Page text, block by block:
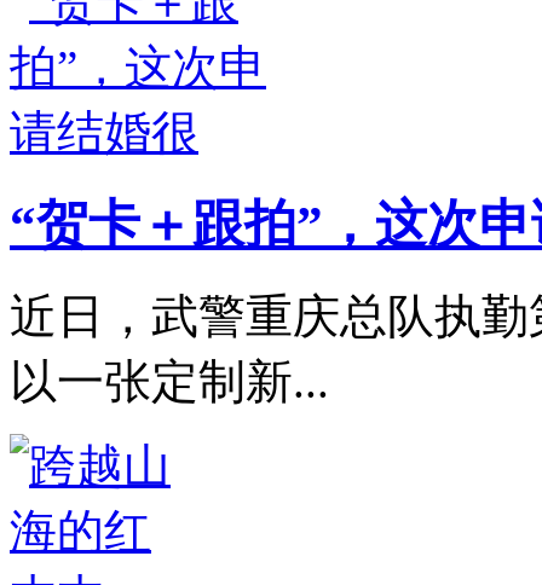
“贺卡＋跟拍”，这次
近日，武警重庆总队执
以一张定制新...